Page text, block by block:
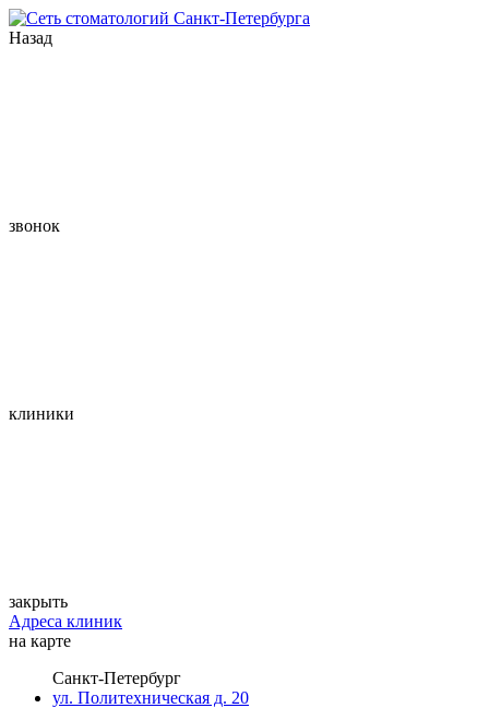
Назад
звонок
клиники
закрыть
Адреса клиник
на карте
Санкт-Петербург
ул. Политехническая д. 20